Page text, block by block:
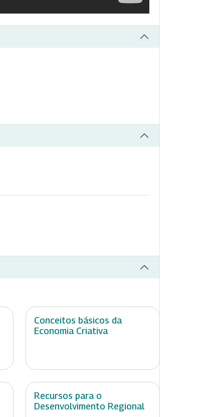
Conceitos básicos da
Economia Criativa
Recursos para o
Desenvolvimento Regional